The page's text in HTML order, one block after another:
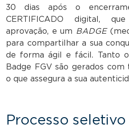
30 dias após o
CERTIFICADO digital,
aprovação, e um
BADGE
para compartilhar a sua
de forma ágil e fácil. Tanto
Badge FGV são gerados com
o que assegura a sua
Processo seletivo